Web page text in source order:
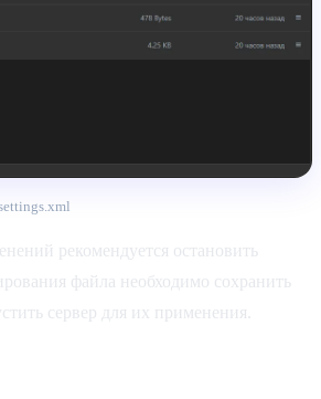
рекомендуется остановить
файла необходимо сохранить
сервер для их применения.